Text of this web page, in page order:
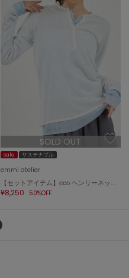
SOLD OUT
sale サステナブル
emmi atelier
¥8,250 50%OFF